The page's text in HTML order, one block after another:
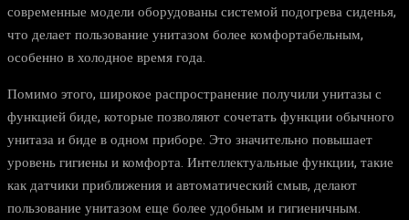
современные модели оборудованы системой подогрева сиденья,
что делает пользование унитазом более комфортабельным,
особенно в холодное время года.
Помимо этого, широкое распространение получили унитазы с
функцией биде, которые позволяют сочетать функции обычного
унитаза и биде в одном приборе. Это значительно повышает
уровень гигиены и комфорта. Интеллектуальные функции, такие
как датчики приближения и автоматический смыв, делают
пользование унитазом еще более удобным и гигиеничным.